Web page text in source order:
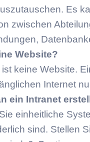
Es
zwischen
Website?
keine Website.
Internet
ein Intranet
einheitliche
sind. Stellen